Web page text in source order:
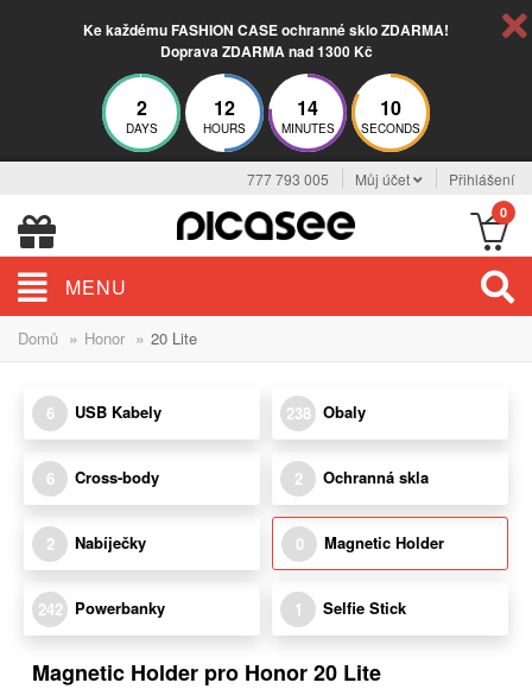
Ke každému FASHION CASE ochranné sklo ZDARMA!
Doprava ZDARMA nad 1300 Kč
2
DAYS
12
HOURS
14
MINUTES
10
SECONDS
777 793 005 Můj účet Přihlášení
0
MENU
Domů » Honor » 20 Lite
6 USB Kabely 238 Obaly
6 Cross-body 2 Ochranná skla
2 Nabíječky 0 Magnetic Holder
242 Powerbanky 1 Selfie Stick
Magnetic Holder pro Honor 20 Lite